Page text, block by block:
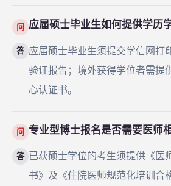
问 应届硕士毕业生如何提供学历
答 应届硕士毕业生须提交学信网打
验证报告；境外获得学位者需提
心认证书。
问 专业型博士报名是否需要医师
答 已获硕士学位的考生须提供《医
书》及《住院医师规范化培训合